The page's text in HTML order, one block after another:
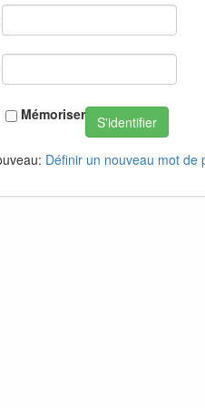
Mémoriser S'identifier
Définir un nouveau mot de